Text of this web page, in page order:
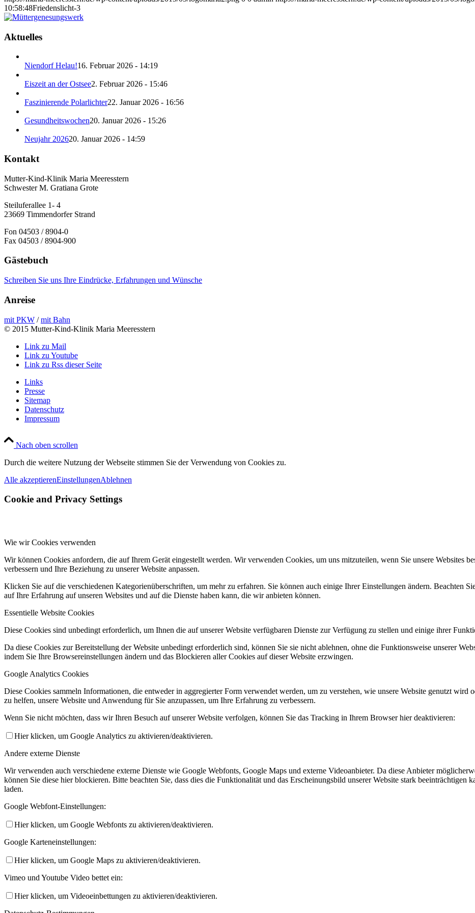
10:58:48Friedenslicht-3
Aktuelles
Niendorf Helau!16. Februar 2026 - 14:19
Eiszeit an der Ostsee2. Februar 2026 - 15:46
Faszinierende Polarlichter22. Januar 2026 - 16:56
Gesundheitswochen20. Januar 2026 - 15:26
Neujahr 202620. Januar 2026 - 14:59
Kontakt
Mutter-Kind-Klinik Maria Meeresstern
Schwester M. Gratiana Grote
Steiluferallee 1- 4
23669 Timmendorfer Strand
Fon 04503 / 8904-0
Fax 04503 / 8904-900
Gästebuch
Schreiben Sie uns Ihre Eindrücke, Erfahrungen und Wünsche
Anreise
mit PKW /mit Bahn
© 2015 Mutter-Kind-Klinik Maria Meeresstern
Link zu Mail
Link zu Youtube
Link zu Rss dieser Seite
Links
Presse
Sitemap
Datenschutz
Impressum
Nach oben scrollen
Durch die weitere Nutzung der Webseite stimmen Sie der Verwendung von Cookies zu.
Alle akzeptierenEinstellungenAblehnen
Cookie and Privacy Settings
Wie wir Cookies verwenden
Wir können Cookies anfordern, die auf Ihrem Gerät eingestellt werden. Wir verwenden Cookies, um uns mitzuteilen, wenn Sie unsere Websites
verbessern und Ihre Beziehung zu unserer Website anpassen.
Klicken Sie auf die verschiedenen Kategorienüberschriften, um mehr zu erfahren. Sie können auch einige Ihrer Einstellungen ändern. Beachten
auf Ihre Erfahrung auf unseren Websites und auf die Dienste haben kann, die wir anbieten können.
Essentielle Website Cookies
Diese Cookies sind unbedingt erforderlich, um Ihnen die auf unserer Website verfügbaren Dienste zur Verfügung zu stellen und einige ihrer
Da diese Cookies zur Bereitstellung der Website unbedingt erforderlich sind, können Sie sie nicht ablehnen, ohne die Funktionsweise unserer
indem Sie Ihre Browsereinstellungen ändern und das Blockieren aller Cookies auf dieser Website erzwingen.
Google Analytics Cookies
Diese Cookies sammeln Informationen, die entweder in aggregierter Form verwendet werden, um zu verstehen, wie unsere Website genutzt
zu helfen, unsere Website und Anwendung für Sie anzupassen, um Ihre Erfahrung zu verbessern.
Wenn Sie nicht möchten, dass wir Ihren Besuch auf unserer Website verfolgen, können Sie das Tracking in Ihrem Browser hier deaktivieren:
Hier klicken, um Google Analytics zu aktivieren/deaktivieren.
Andere externe Dienste
Wir verwenden auch verschiedene externe Dienste wie Google Webfonts, Google Maps und externe Videoanbieter. Da diese Anbieter
können Sie diese hier blockieren. Bitte beachten Sie, dass dies die Funktionalität und das Erscheinungsbild unserer Website stark beeinträchtigen
laden.
Google Webfont-Einstellungen:
Hier klicken, um Google Webfonts zu aktivieren/deaktivieren.
Google Karteneinstellungen:
Hier klicken, um Google Maps zu aktivieren/deaktivieren.
Vimeo und Youtube Video bettet ein:
Hier klicken, um Videoeinbettungen zu aktivieren/deaktivieren.